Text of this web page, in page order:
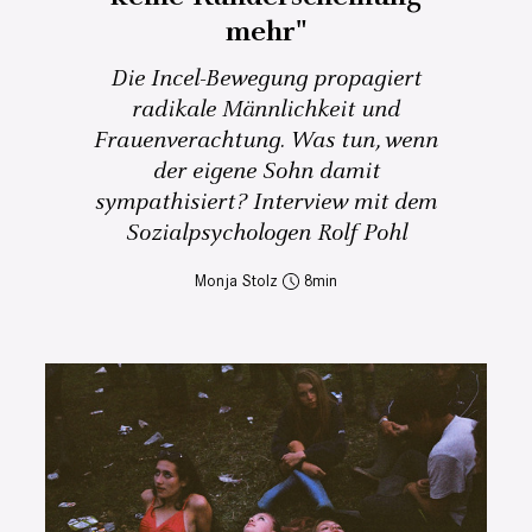
mehr"
Die Incel-Bewegung propagiert
radikale Männlichkeit und
Frauenverachtung. Was tun, wenn
der eigene Sohn damit
sympathisiert? Interview mit dem
Sozialpsychologen Rolf Pohl
Monja Stolz 8